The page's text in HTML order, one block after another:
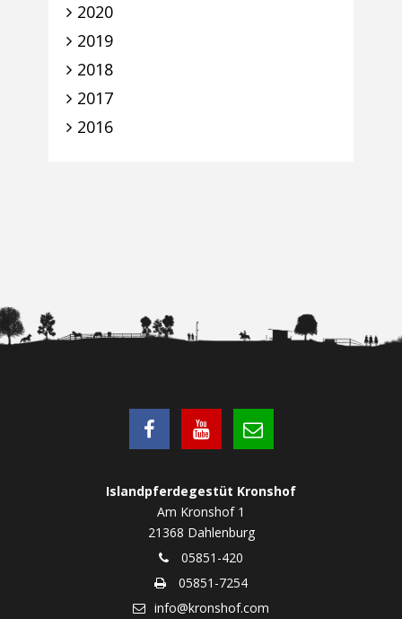
2020
2019
2018
2017
2016
Islandpferdegestüt Kronshof
Am Kronshof 1
21368 Dahlenburg
05851-420
05851-7254
info@kronshof.com